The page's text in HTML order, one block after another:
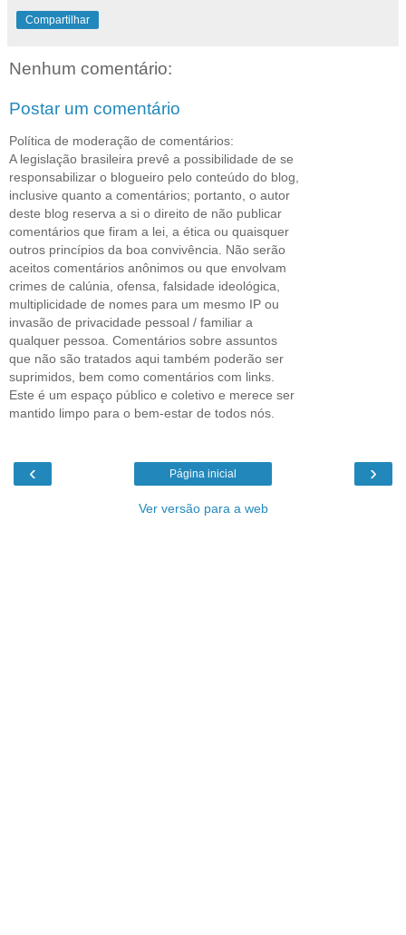
Compartilhar
Nenhum comentário:
Postar um comentário
Política de moderação de comentários:
A legislação brasileira prevê a possibilidade de se
responsabilizar o blogueiro pelo conteúdo do blog,
inclusive quanto a comentários; portanto, o autor
deste blog reserva a si o direito de não publicar
comentários que firam a lei, a ética ou quaisquer
outros princípios da boa convivência. Não serão
aceitos comentários anônimos ou que envolvam
crimes de calúnia, ofensa, falsidade ideológica,
multiplicidade de nomes para um mesmo IP ou
invasão de privacidade pessoal / familiar a
qualquer pessoa. Comentários sobre assuntos
que não são tratados aqui também poderão ser
suprimidos, bem como comentários com links.
Este é um espaço público e coletivo e merece ser
mantido limpo para o bem-estar de todos nós.
‹ ›
Página inicial
Ver versão para a web